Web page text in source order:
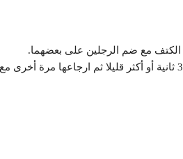
مع ضم الرجلين على بعضهما.
ثم رفع القدم اليمني والإبقاء عليها مرفوعة لمدة 30 ثانية أو أكثر قليلا ثم ارجاعها